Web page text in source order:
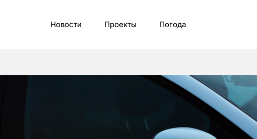
Новости Проекты Погода